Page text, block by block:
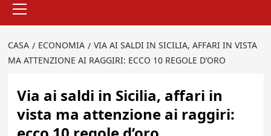
principale
CASA ECONOMIA
VIA AI SALDI IN SICILIA, AFFARI IN VISTA
MA ATTENZIONE AI RAGGIRI: ECCO 10 REGOLE D’ORO
Via ai saldi in Sicilia, affari in
vista ma attenzione ai raggiri: